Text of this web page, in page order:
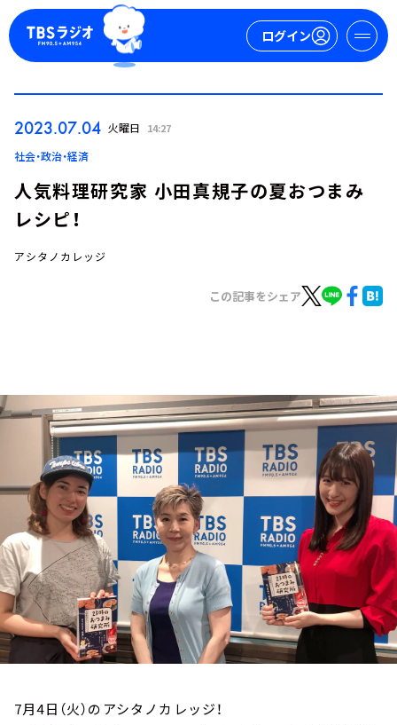
ログイン
お知らせ
イベント・グッズ
YouTube
会社情報
2023.07.04 火曜日 14:27
社会・政治・経済
人気料理研究家 小田真規子の夏おつまみ
レシピ！
アシタノカレッジ
この記事をシェア
7月4日（火）のアシタノカレッジ！